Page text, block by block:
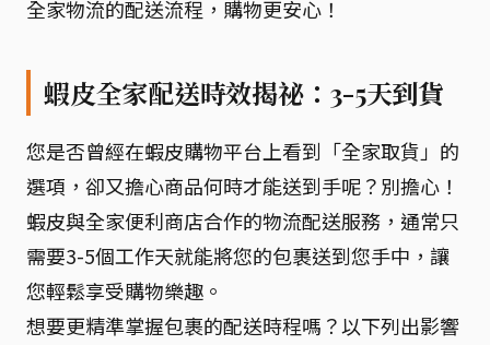
全家物流的配送流程，購物更安心！
蝦皮全家配送時效揭祕：3-5天到貨
您是否曾經在蝦皮購物平台上看到「全家取貨」的
選項，卻又擔心商品何時才能送到手呢？別擔心！
蝦皮與全家便利商店合作的物流配送服務，通常只
需要3-5個工作天就能將您的包裹送到您手中，讓
您輕鬆享受購物樂趣。
想要更精準掌握包裹的配送時程嗎？以下列出影響